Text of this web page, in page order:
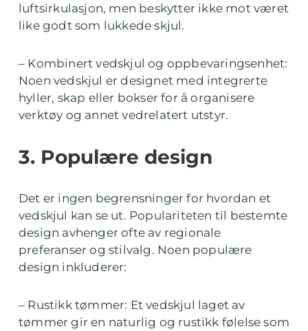
luftsirkulasjon, men beskytter ikke mot været
like godt som lukkede skjul.
– Kombinert vedskjul og oppbevaringsenhet:
Noen vedskjul er designet med integrerte
hyller, skap eller bokser for å organisere
verktøy og annet vedrelatert utstyr.
3. Populære design
Det er ingen begrensninger for hvordan et
vedskjul kan se ut. Populariteten til bestemte
design avhenger ofte av regionale
preferanser og stilvalg. Noen populære
design inkluderer:
– Rustikk tømmer: Et vedskjul laget av
tømmer gir en naturlig og rustikk følelse som